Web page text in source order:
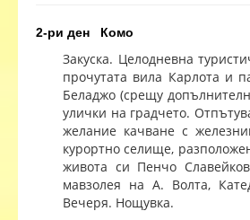
2-ри ден Комо
Закуска. Целодневна
прочутата вила Карлота и
Беладжо (срещу
улички на градчето.
желание качване с
курортно селище,
живота си Пенчо
мавзолея на А. Волта,
Вечеря. Нощувка.